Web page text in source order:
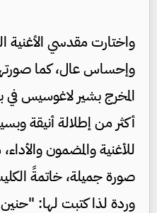
واختارت مقدسي الأغنية
وإحساس عال، كما
المخرج بشير لاغوسيس
أكثر من إطلالة أنيقة
للأغنية والمضمون
صورة جميلة، خاتمةً
وردة لذا كتبت لها: